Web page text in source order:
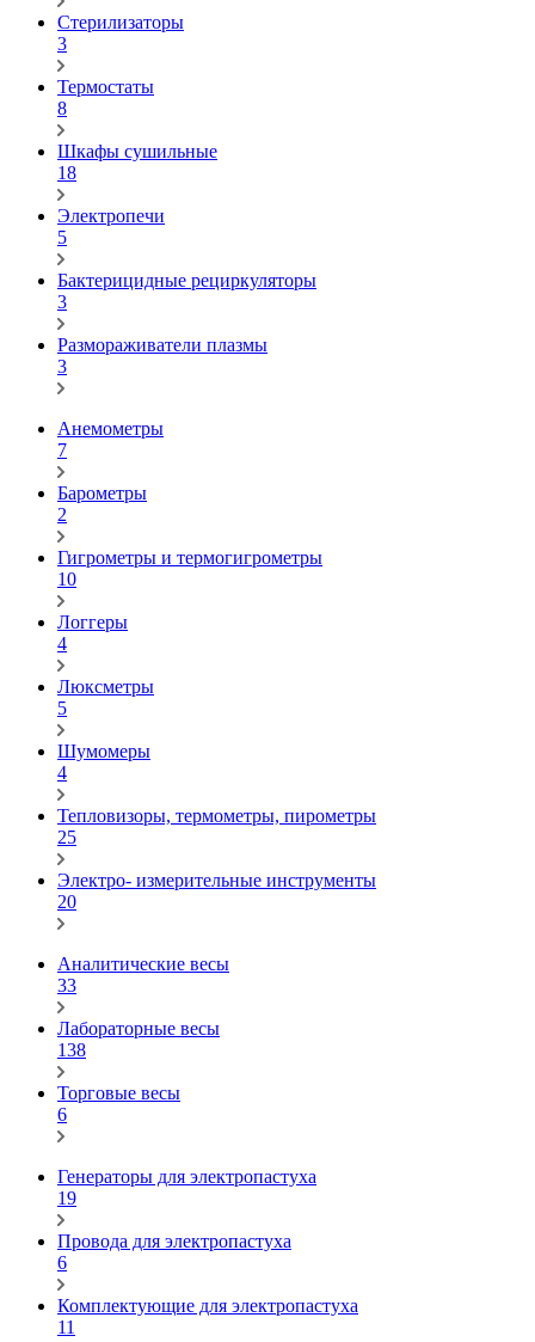
Стерилизаторы
3
Термостаты
8
Шкафы сушильные
18
Электропечи
5
Бактерицидные рециркуляторы
3
Размораживатели плазмы
3
Анемометры
7
Барометры
2
Гигрометры и термогигрометры
10
Логгеры
4
Люксметры
5
Шумомеры
4
Тепловизоры, термометры, пирометры
25
Электро- измерительные инструменты
20
Аналитические весы
33
Лабораторные весы
138
Торговые весы
6
Генераторы для электропастуха
19
Провода для электропастуха
6
Комплектующие для электропастуха
11